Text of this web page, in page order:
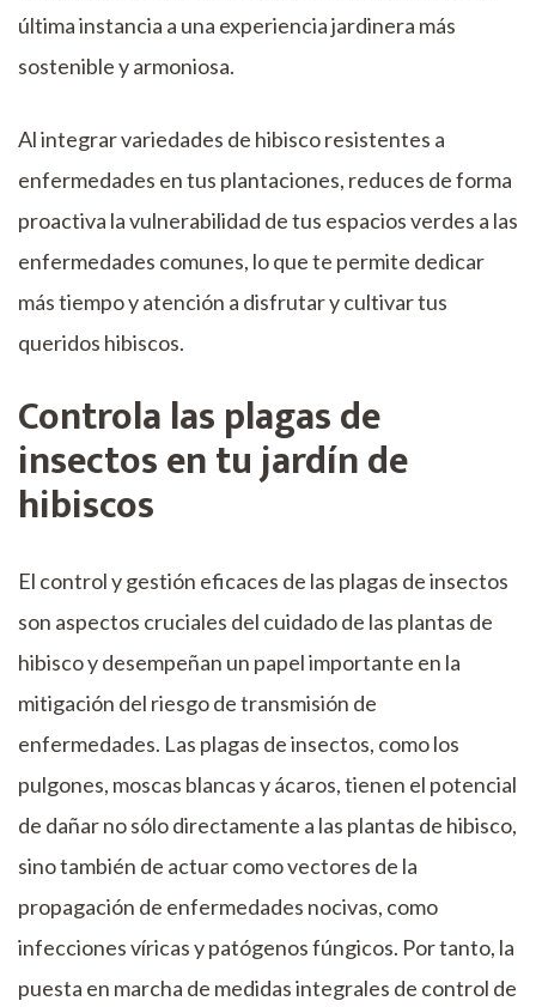
última instancia a una experiencia jardinera más
sostenible y armoniosa.
Al integrar variedades de hibisco resistentes a
enfermedades en tus plantaciones, reduces de forma
proactiva la vulnerabilidad de tus espacios verdes a las
enfermedades comunes, lo que te permite dedicar
más tiempo y atención a disfrutar y cultivar tus
queridos hibiscos.
Controla las plagas de
insectos en tu jardín de
hibiscos
El control y gestión eficaces de las plagas de insectos
son aspectos cruciales del cuidado de las plantas de
hibisco y desempeñan un papel importante en la
mitigación del riesgo de transmisión de
enfermedades. Las plagas de insectos, como los
pulgones, moscas blancas y ácaros, tienen el potencial
de dañar no sólo directamente a las plantas de hibisco,
sino también de actuar como vectores de la
propagación de enfermedades nocivas, como
infecciones víricas y patógenos fúngicos. Por tanto, la
puesta en marcha de medidas integrales de control de